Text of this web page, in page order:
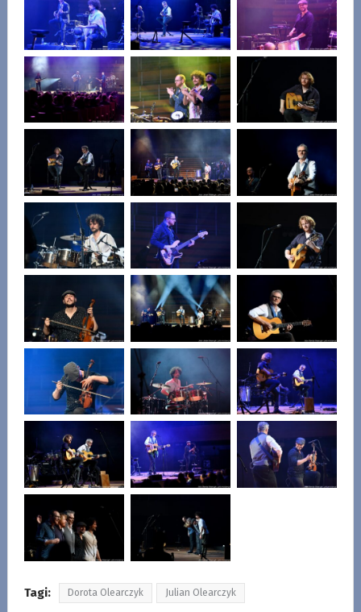
Tagi: Dorota Olearczyk Julian Olearczyk